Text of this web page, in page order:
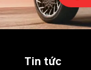
Tin tức